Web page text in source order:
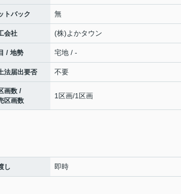
トバック 無
会社 (株)よかタウン
/ 地勢 宅地 / -
法届出要否 不要
画数 /
区画数
1区画/1区画
し 即時